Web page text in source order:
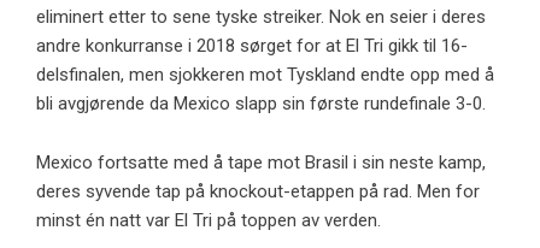
eliminert etter to sene tyske streiker. Nok en seier i deres
andre konkurranse i 2018 sørget for at El Tri gikk til 16-
delsfinalen, men sjokkeren mot Tyskland endte opp med å
bli avgjørende da Mexico slapp sin første rundefinale 3-0.
Mexico fortsatte med å tape mot Brasil i sin neste kamp, ​​
deres syvende tap på knockout-etappen på rad. Men for
minst én natt var El Tri på toppen av verden.